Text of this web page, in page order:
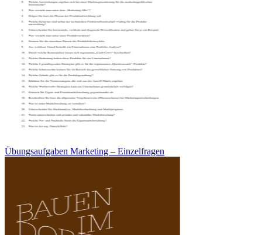
Übungsaufgaben Marketing – Einzelfragen